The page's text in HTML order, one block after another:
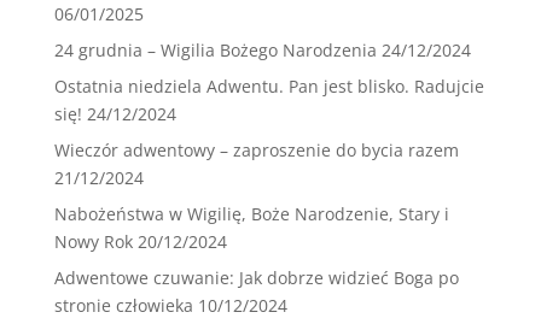
06/01/2025
24 grudnia – Wigilia Bożego Narodzenia 24/12/2024
Ostatnia niedziela Adwentu. Pan jest blisko. Radujcie
się! 24/12/2024
Wieczór adwentowy – zaproszenie do bycia razem
21/12/2024
Nabożeństwa w Wigilię, Boże Narodzenie, Stary i
Nowy Rok 20/12/2024
Adwentowe czuwanie: Jak dobrze widzieć Boga po
stronie człowieka 10/12/2024